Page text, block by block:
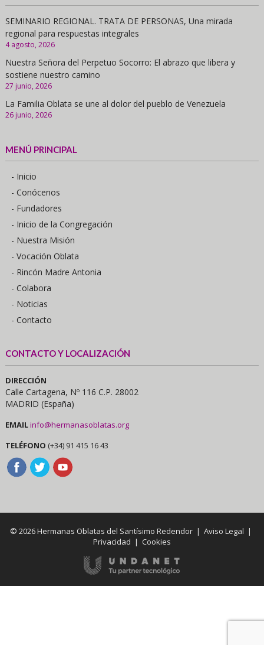
SEMINARIO REGIONAL. TRATA DE PERSONAS, Una mirada
regional para respuestas integrales
4 agosto, 2026
Nuestra Señora del Perpetuo Socorro: El abrazo que libera y
sostiene nuestro camino
27 junio, 2026
La Familia Oblata se une al dolor del pueblo de Venezuela
26 junio, 2026
MENÚ PRINCIPAL
- Inicio
- Conócenos
- Fundadores
- Inicio de la Congregación
- Nuestra Misión
- Vocación Oblata
- Rincón Madre Antonia
- Colabora
- Noticias
- Contacto
CONTACTO Y LOCALIZACIÓN
DIRECCIÓN
Calle Cartagena, Nº 116 C.P. 28002
MADRID (España)
EMAILinfo@hermanasoblatas.org
TELÉFONO (+34) 91 415 16 43
© 2026 Hermanas Oblatas del Santísimo Redendor |Aviso Legal |
Privacidad | Cookies